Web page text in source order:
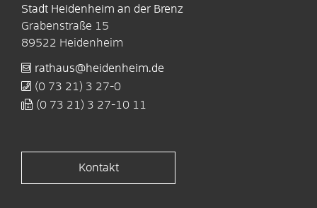
Stadt Heidenheim an der Brenz
Grabenstraße 15
89522 Heidenheim
rathaus@heidenheim.de
(0 73 21) 3 27-0
(0 73 21) 3 27-10 11
Kontakt